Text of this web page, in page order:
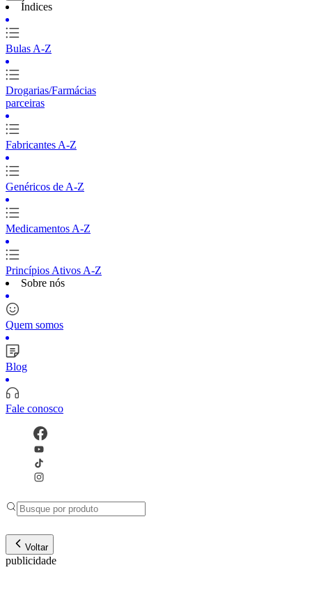
Índices
Bulas A-Z
Drogarias/Farmácias
parceiras
Fabricantes A-Z
Genéricos de A-Z
Medicamentos A-Z
Princípios Ativos A-Z
Sobre nós
Quem somos
Blog
Fale conosco
Voltar
publicidade